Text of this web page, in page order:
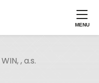
, a.s.